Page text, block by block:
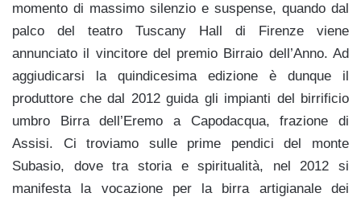
momento di massimo silenzio e suspense, quando dal
palco del teatro Tuscany Hall di Firenze viene
annunciato il vincitore del premio Birraio dell’Anno. Ad
aggiudicarsi la quindicesima edizione è dunque il
produttore che dal 2012 guida gli impianti del birrificio
umbro Birra dell’Eremo a Capodacqua, frazione di
Assisi. Ci troviamo sulle prime pendici del monte
Subasio, dove tra storia e spiritualità, nel 2012 si
manifesta la vocazione per la birra artigianale dei